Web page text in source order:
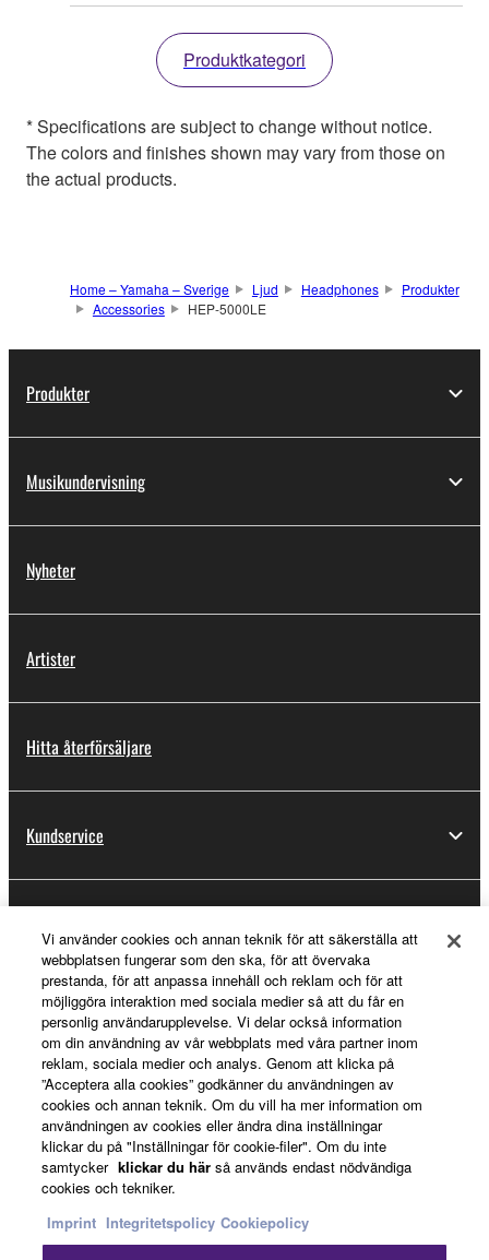
Produktkategori
* Specifications are subject to change without notice.
The colors and finishes shown may vary from those on
the actual products.
Home – Yamaha – Sverige Ljud Headphones
Produkter
Accessories
HEP-5000LE
Produkter
Musikundervisning
Nyheter
Artister
Hitta återförsäljare
Kundservice
Om Yamaha
Sverige - Swedish
Business
Vi använder cookies och annan teknik för att säkerställa att
webbplatsen fungerar som den ska, för att övervaka
prestanda, för att anpassa innehåll och reklam och för att
möjliggöra interaktion med sociala medier så att du får en
personlig användarupplevelse. Vi delar också information
om din användning av vår webbplats med våra partner inom
reklam, sociala medier och analys. Genom att klicka på
”Acceptera alla cookies” godkänner du användningen av
cookies och annan teknik. Om du vill ha mer information om
användningen av cookies eller ändra dina inställningar
klickar du på "Inställningar för cookie-filer". Om du inte
samtycker klickar du här så används endast nödvändiga
cookies och tekniker.
Imprint Integritetspolicy Cookiepolicy